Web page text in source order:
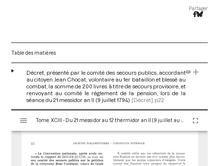
Partager
Table des matières
Décret, présenté par le comité des secours publics, accordant
au citoyen Jean Chocat, volontaire au 1er bataillon et blessé au
combat, la somme de 200 livres à titre de secours provisoire, et
renvoyant au comité le réglement de la pension, lors de la
séance du 21 messidor an II (9 juillet 1794) [Décret] p.22
s